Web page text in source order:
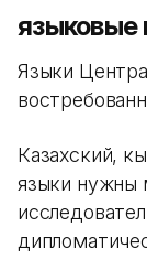
языковые
Языки
Казахский,
языки нужны